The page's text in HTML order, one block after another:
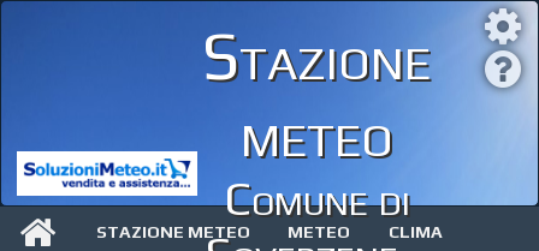
Stazione
meteo
Comune di
STAZIONE METEO METEO CLIMA